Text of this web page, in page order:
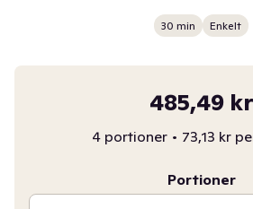
30 min Enkelt
485,49 kr
4 portioner • 73,13 kr
Portioner